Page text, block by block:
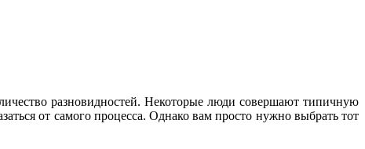
разновидностей. Некоторые люди совершают типичную
от самого процесса. Однако вам просто нужно выбрать тот